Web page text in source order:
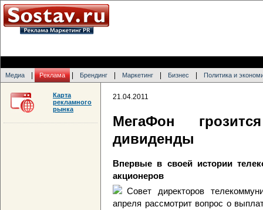
Медиа Реклама Брендинг Маркетинг Бизнес Политика и
21.04.2011
МегаФон
дивиденды
Впервые в своей истории
акционеров
Совет директоров
апреля рассмотрит вопрос о
Карта
рекламного
рынка